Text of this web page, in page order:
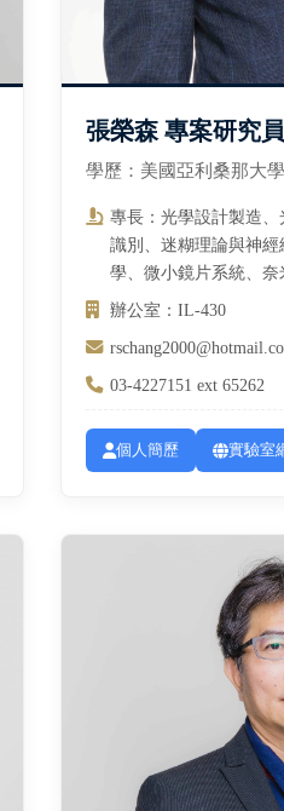
張榮森 專案研究員
學歷：美國亞利桑那大
專長：光學設計製造
識別、迷糊理論與神
學、微小鏡片系統、
光電古生物學、LED照
量化、脈動儀及穴診儀
辦公室：IL-430
03-4227151 ext 65262
個人簡歷 實驗室